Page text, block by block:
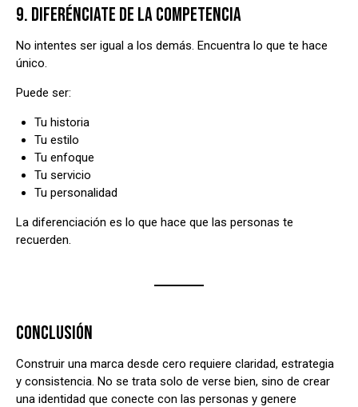
9. DIFERÉNCIATE DE LA COMPETENCIA
No intentes ser igual a los demás. Encuentra lo que te hace
único.
Puede ser:
Tu historia
Tu estilo
Tu enfoque
Tu servicio
Tu personalidad
La diferenciación es lo que hace que las personas te
recuerden.
CONCLUSIÓN
Construir una marca desde cero requiere claridad, estrategia
y consistencia. No se trata solo de verse bien, sino de crear
una identidad que conecte con las personas y genere